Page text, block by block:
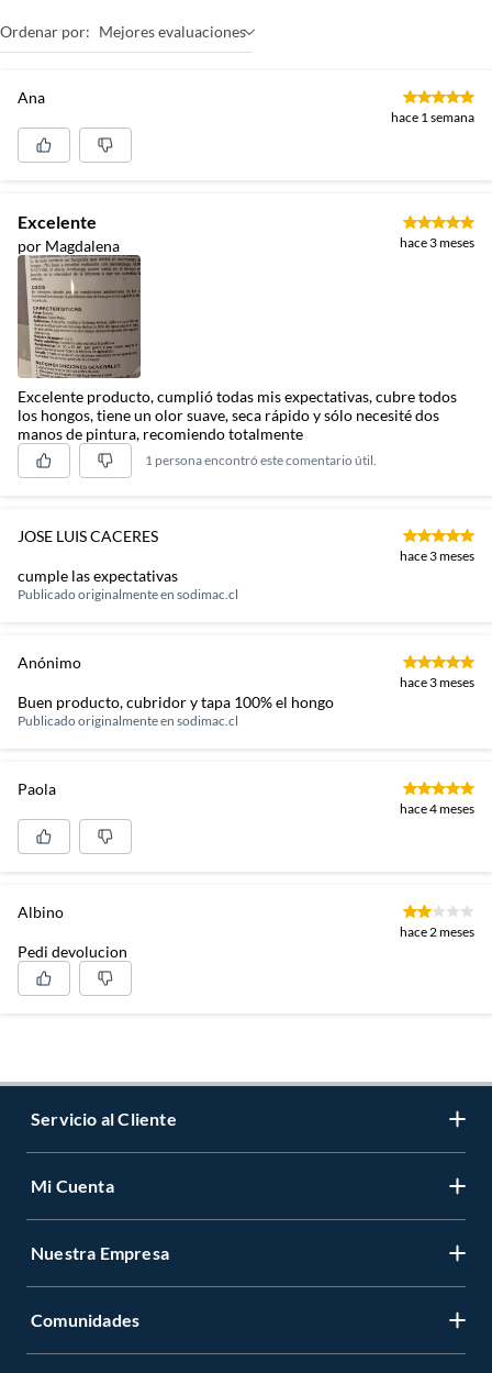
Ordenar por: Mejores evaluaciones
Ana
hace 1 semana
Excelente
por Magdalena hace 3 meses
Excelente producto, cumplió todas mis expectativas, cubre todos
los hongos, tiene un olor suave, seca rápido y sólo necesité dos
manos de pintura, recomiendo totalmente
1 persona encontró este comentario útil.
JOSE LUIS CACERES
hace 3 meses
cumple las expectativas
Publicado originalmente en sodimac.cl
Anónimo
hace 3 meses
Buen producto, cubridor y tapa 100% el hongo
Publicado originalmente en sodimac.cl
Paola
hace 4 meses
Albino
hace 2 meses
Pedi devolucion
Servicio al Cliente
Contáctanos
Tiendas y horarios
Mi Cuenta
Registrate
Nuestra Empresa
Sobre Nosotros
Comunidades